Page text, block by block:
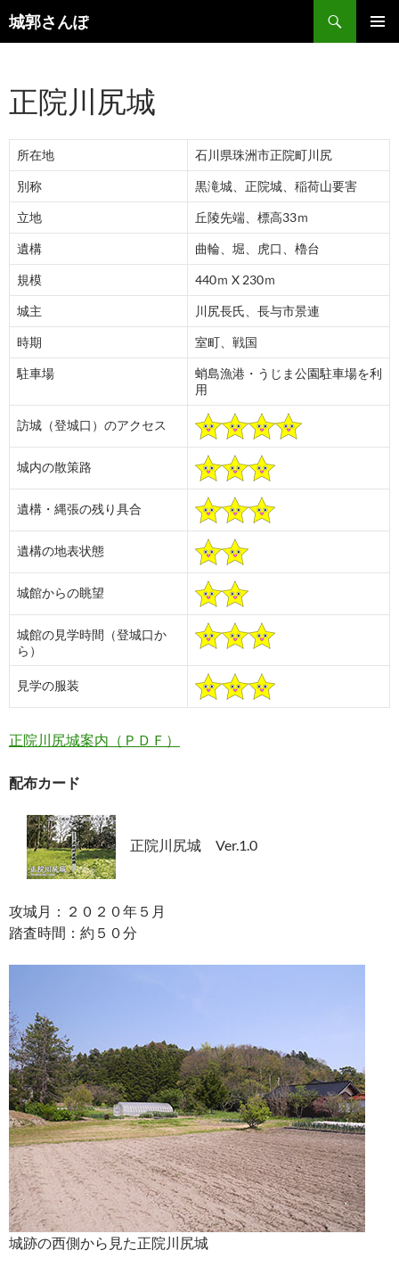
コ
ン
ツ
へ
ス
プ
城郭さんぽ
検
索
正院川尻城
所在地 石川県珠洲市正院町川尻
別称 黒滝城、正院城、稲荷山要害
立地 丘陵先端、標高33ｍ
遺構 曲輪、堀、虎口、櫓台
規模 440ｍ X 230ｍ
城主 川尻長氏、長与市景連
時期 室町、戦国
駐車場
蛸島漁港・うじま公園駐車場を利
用
訪城（登城口）のアクセス
城内の散策路
遺構・縄張の残り具合
遺構の地表状態
城館からの眺望
城館の見学時間（登城口か
ら）
見学の服装
正院川尻城案内（ＰＤＦ）
配布カード
正院川尻城 Ver.1.0
攻城月：２０２０年５月
踏査時間：約５０分
城跡の西側から見た正院川尻城